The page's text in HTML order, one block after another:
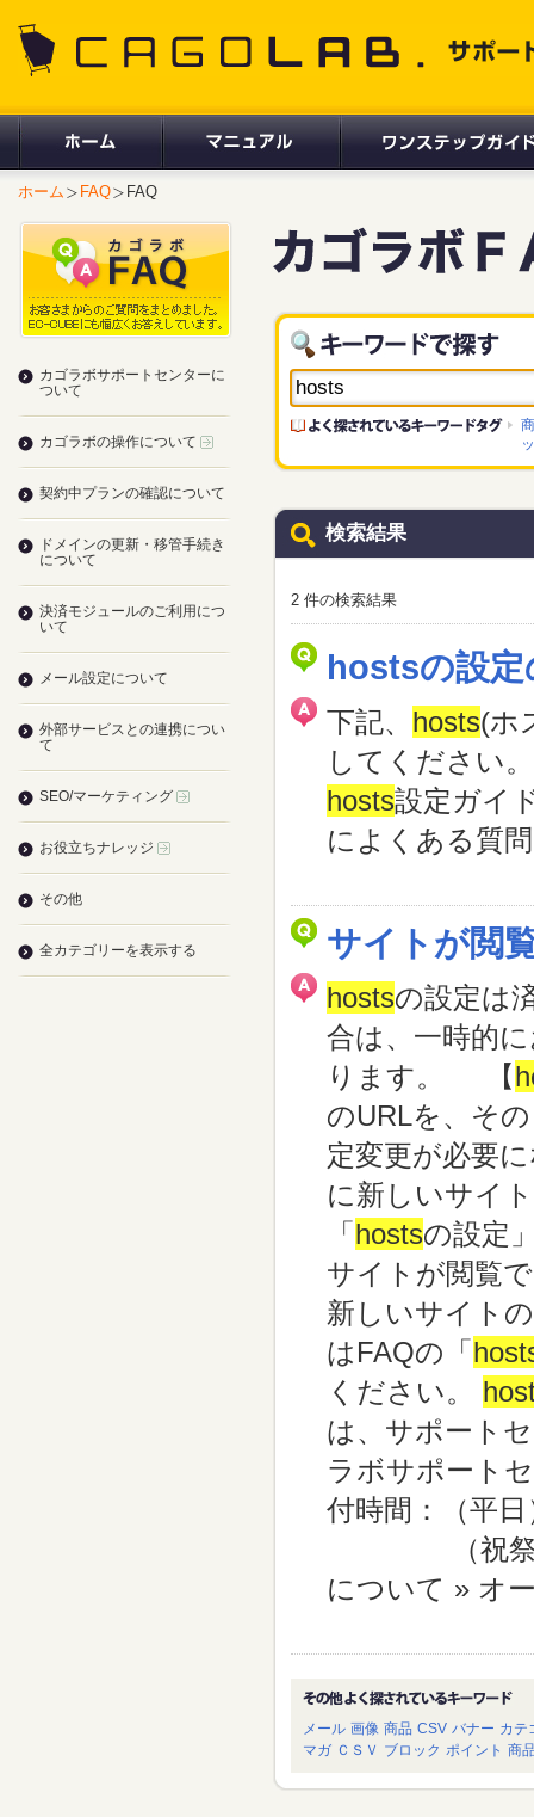
ホーム FAQ FAQ
検索結果
2 件の検索結果
hostsの設
下記、 hosts(ホ
してください
hosts設定ガイ
によくある質問
サイトが閲
hostsの設定は
合は、一時的
ります。 【
のURLを、そ
定変更が必要
に新しいサイ
「 hostsの設定
サイトが閲覧
新しいサイト
はFAQの「
ください。
は、サポート
ラボサポート
付時間：（
（祝祭日・
について » オ
メール 画像 商品 CSV バナー カテ
マガ ＣＳＶ ブロック ポイント 商
カゴラボサポートセンターに
ついて
カゴラボの操作について
契約中プランの確認について
ドメインの更新・移管手続き
について
決済モジュールのご利用につ
いて
メール設定について
外部サービスとの連携につい
て
SEO/マーケティング
お役立ちナレッジ
その他
全カテゴリーを表示する